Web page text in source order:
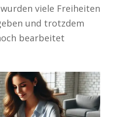
viele Freiheiten
und trotzdem
bearbeitet